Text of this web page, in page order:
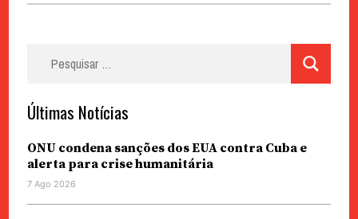
Últimas Notícias
ONU condena sanções dos EUA contra Cuba e
alerta para crise humanitária
7 Ago 2026